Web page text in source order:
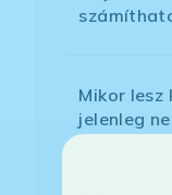
Mikor lesz
jelenleg